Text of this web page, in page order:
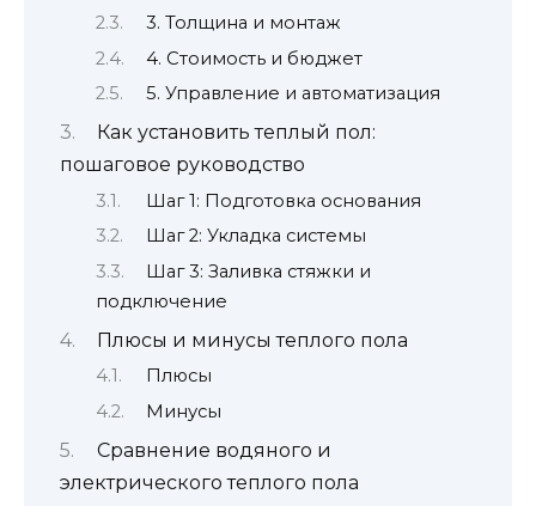
3. Толщина и монтаж
4. Стоимость и бюджет
5. Управление и автоматизация
Как установить теплый пол:
пошаговое руководство
Шаг 1: Подготовка основания
Шаг 2: Укладка системы
Шаг 3: Заливка стяжки и
подключение
Плюсы и минусы теплого пола
Плюсы
Минусы
Сравнение водяного и
электрического теплого пола